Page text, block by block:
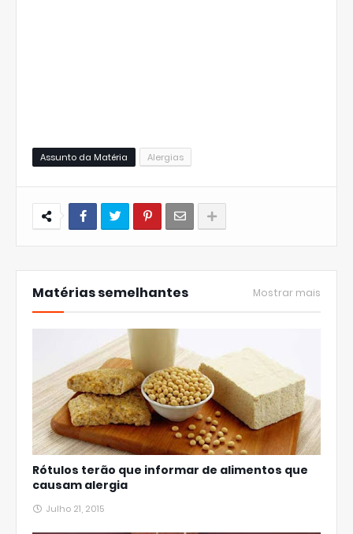
Assunto da Matéria Alergias
Matérias semelhantes Mostrar mais
Rótulos terão que informar de alimentos que
causam alergia
Julho 21, 2015